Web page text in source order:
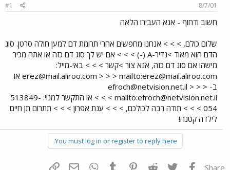
ש
א
ר
י
8/7/01
#1
חשוב ודחוף - אנא העבירו הלאה
שלום כולם, > > > אנחנו מחפשים אחרי תרומת דם למען חולה סרטן. סוג
הדם הוא מאוד >נדיר-A (-) > > > אם יש לך סוג דם כזה או אתה מכיר
מישהו אם סוג דם כזה, אנא צור >קשר > > > באי-מייל:
erez@mail.aliroo.com > > > mailto:erez@mail.aliroo.com
או
ב-
efroch@netvision.net.il > > >
mailto:efroch@netvision.net.il
> > > או התקשר למנוי: 513849-
054 > > > תודה רבה לכולכם, > > > ענת אפרון > > > תתרום תן חיים
לילדה קטנה!
You must log in or register to reply here.
Share: פייסבוק Twitter
Reddit
Pinterest
Tumblr
WhatsAppדואר אלקטרוני